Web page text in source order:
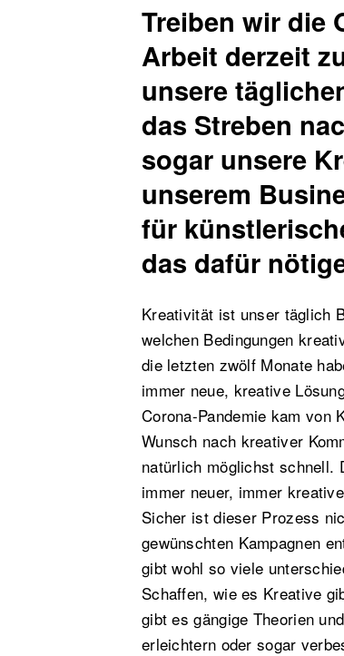
Treiben wir die
Arbeit derzeit
unsere
das Streben
sogar unsere
unserem
für
das dafür
Kreativität ist unser täglich
welchen Bedingungen
die letzten zwölf Monate
immer neue, kreative
Corona-Pandemie kam von
Wunsch nach kreativer
natürlich möglichst schnell.
immer neuer, immer
Sicher ist dieser Prozess
gewünschten Kampagnen
gibt wohl so viele
Schaffen, wie es Kreative
gibt es gängige Theorien
erleichtern oder sogar